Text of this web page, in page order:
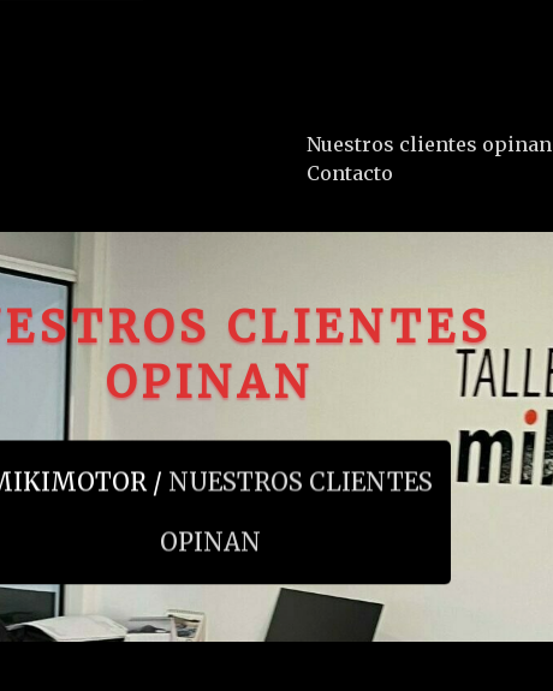
Nuestros clientes opinan
Contacto
CLIENTES
OPINAN
/ NUESTROS CLIENTES
OPINAN